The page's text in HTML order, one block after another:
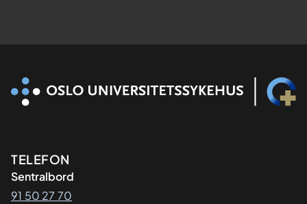
Kontaktinformasjon
TELEFON
Sentralbord
91 50 27 70